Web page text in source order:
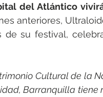
del Atlántico
anteriores,
su festival,
Cultural de la
Barranquilla tiene